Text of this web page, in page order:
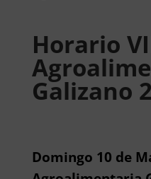
Horario
Galizano
Domingo 10 de